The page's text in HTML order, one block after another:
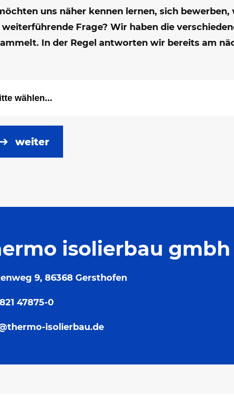
uns näher kennen lernen, sich
weiterführende Frage? Wir haben die
In der Regel antworten wir bereits am
weiter
isolierbau gmbh
9, 86368 Gersthofen
47875-0
isolierbau.de